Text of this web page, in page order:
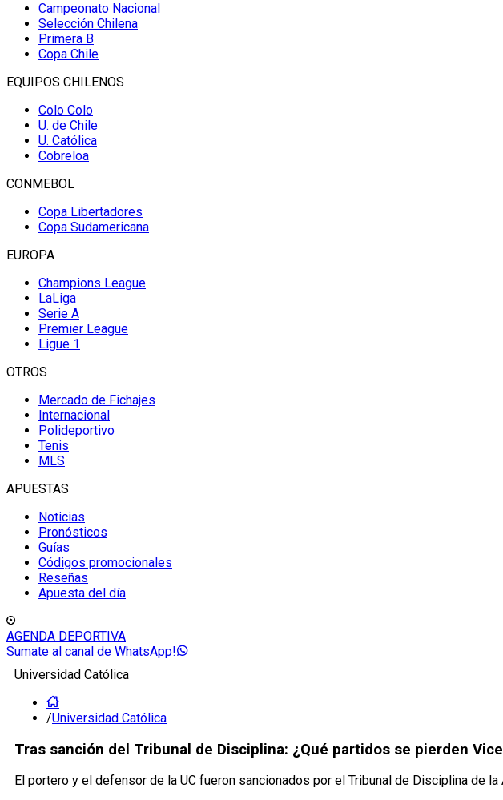
Campeonato Nacional
Selección Chilena
Primera B
Copa Chile
EQUIPOS CHILENOS
Colo Colo
U. de Chile
U. Católica
Cobreloa
CONMEBOL
Copa Libertadores
Copa Sudamericana
EUROPA
Champions League
LaLiga
Serie A
Premier League
Ligue 1
OTROS
Mercado de Fichajes
Internacional
Polideportivo
Tenis
MLS
APUESTAS
Noticias
Pronósticos
Guías
Códigos promocionales
Reseñas
Apuesta del día
AGENDA DEPORTIVA
Sumate al canal de WhatsApp!
Universidad Católica
/Universidad Católica
Tras sanción del Tribunal de Disciplina: ¿Qué partidos se pierden
El portero y el defensor de la UC fueron sancionados por el Tribunal de Disciplina de